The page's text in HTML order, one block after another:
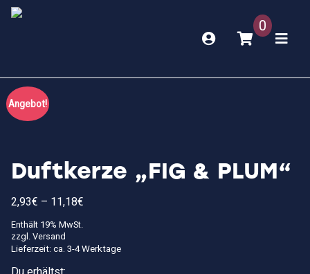
0
Angebot!
Duftkerze „FIG & PLUM“
2,93€ – 11,18€
Enthält 19% MwSt.
zzgl. Versand
Lieferzeit: ca. 3-4 Werktage